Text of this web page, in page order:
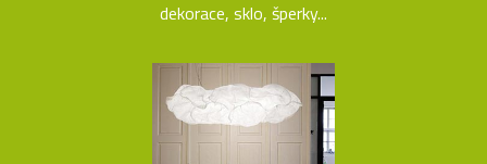
dekorace, sklo, šperky...